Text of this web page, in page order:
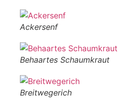
Ackersenf
Behaartes Schaumkraut
Breitwegerich